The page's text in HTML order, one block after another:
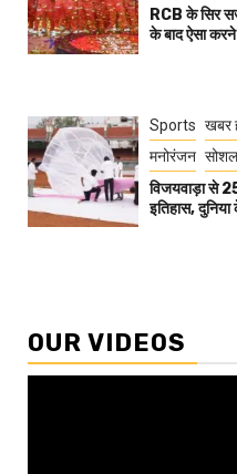
RCB के सिर
के बाद ऐसा करने
Sports खबर
मनोरंजन सोशल
विजयवाड़ा से
इतिहास,
OUR VIDEOS